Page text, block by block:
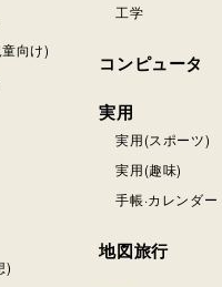
向け)
)
工学
コンピュータ
実用
実用(スポーツ)
実用(趣味)
手帳·カレンダー
地図旅行